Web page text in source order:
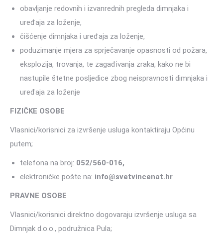
obavljanje redovnih i izvanrednih pregleda dimnjaka i
uređaja za loženje,
čišćenje dimnjaka i uređaja za loženje,
poduzimanje mjera za sprječavanje opasnosti od požara,
eksplozija, trovanja, te zagađivanja zraka, kako ne bi
nastupile štetne posljedice zbog neispravnosti dimnjaka i
uređaja za loženje
FIZIČKE OSOBE
Vlasnici/korisnici za izvršenje usluga kontaktiraju Općinu
putem;
telefona na broj: 052/560-016,
elektroničke pošte na: info@svetvincenat.hr
PRAVNE OSOBE
Vlasnici/korisnici direktno dogovaraju izvršenje usluga sa
Dimnjak d.o.o., podružnica Pula;